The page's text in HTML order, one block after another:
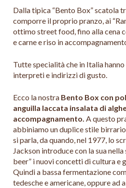
Dalla tipica “Bento Box” scatola
comporre il proprio pranzo, ai
ottimo street food, fino alla cena
e carne e riso in
Tutte specialità che in Italia
interpreti e indirizzi di gusto.
Ecco la nostra Bento Box con
anguilla laccata insalata di
accompagnamento. A questo
abbiniamo un duplice stile
si parla, da quando, nel 1977, lo
Jackson introduce con la sua
beer” i nuovi concetti di cultura e
Quindi a bassa fermentazione
tedesche e americane, oppure ad